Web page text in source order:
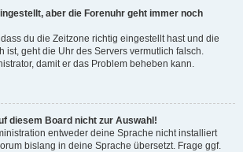
aber die Forenuhr geht immer noch
du die Zeitzone richtig eingestellt hast und die
ist, geht die Uhr des Servers vermutlich falsch.
damit er das Problem beheben kann.
diesem Board nicht zur Auswahl!
entweder deine Sprache nicht installiert
bislang in deine Sprache übersetzt. Frage ggf.